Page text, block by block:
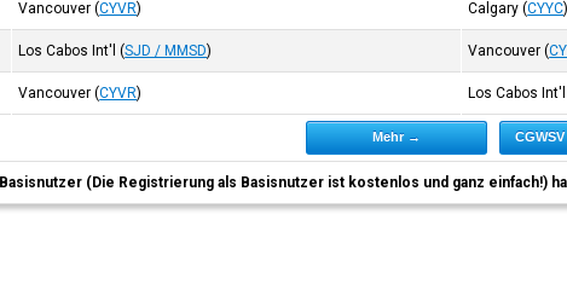
Vancouver (CYVR) Calgary (CYYC)
Los Cabos Int'l (SJD / MMSD) Vancouver (
Vancouver (CYVR) Los Cabos Int'l
Mehr →
Basisnutzer (Die Registrierung als Basisnutzer ist kostenlos und ganz einfach!)